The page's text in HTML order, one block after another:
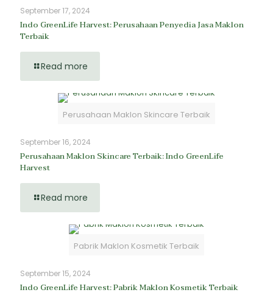
September 17, 2024
Indo GreenLife Harvest: Perusahaan Penyedia Jasa Maklon
Terbaik
Read more
Perusahaan Maklon Skincare Terbaik
September 16, 2024
Perusahaan Maklon Skincare Terbaik: Indo GreenLife
Harvest
Read more
Pabrik Maklon Kosmetik Terbaik
September 15, 2024
Indo GreenLife Harvest: Pabrik Maklon Kosmetik Terbaik